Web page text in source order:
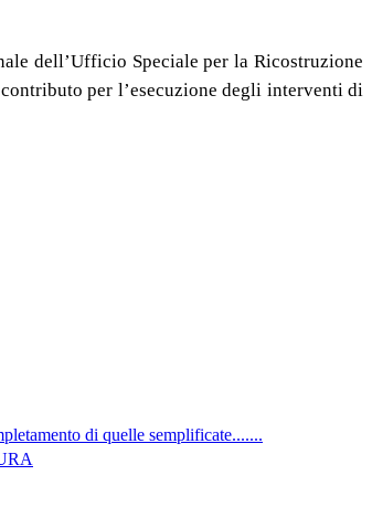
dell’Ufficio Speciale per la Ricostruzione
per l’esecuzione degli interventi di
di quelle semplificate.......